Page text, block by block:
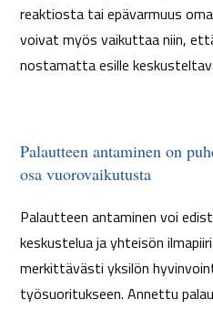
reaktiosta tai epävarmuus
voivat myös vaikuttaa niin,
nostamatta esille
Palautteen antaminen on
osa vuorovaikutusta
Palautteen antaminen voi
keskustelua ja yhteisön
merkittävästi yksilön
työsuoritukseen. Annettu